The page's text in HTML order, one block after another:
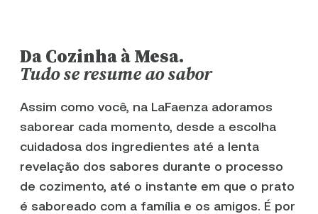
Da Cozinha à Mesa.
Tudo se resume ao sabor
Assim como você, na LaFaenza adoramos
saborear cada momento, desde a escolha
cuidadosa dos ingredientes até a lenta
revelação dos sabores durante o processo
de cozimento, até o instante em que o prato
é saboreado com a família e os amigos. É por